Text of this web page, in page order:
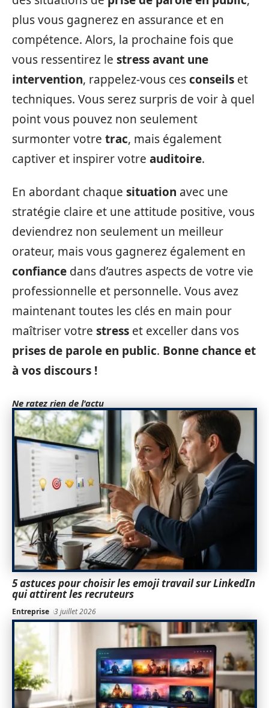
plus vous gagnerez en assurance et en
compétence. Alors, la prochaine fois que
vous ressentirez le stress avant une
intervention, rappelez-vous cesconseils et
techniques. Vous serez surpris de voir à quel
point vous pouvez non seulement
surmonter votre trac, mais également
captiver et inspirer votre auditoire.
En abordant chaque situation avec une
stratégie claire et une attitude positive, vous
deviendrez non seulement un meilleur
orateur, mais vous gagnerez également en
confiance dans d’autres aspects de votre vie
professionnelle et personnelle. Vous avez
maintenant toutes les clés en main pour
maîtriser votre stress et exceller dans vos
prises de parole en public. Bonne chance et
à vos discours !
Ne ratez rien de l'actu
5 astuces pour choisir les emoji travail sur LinkedIn
qui attirent les recruteurs
Entreprise 3 juillet 2026